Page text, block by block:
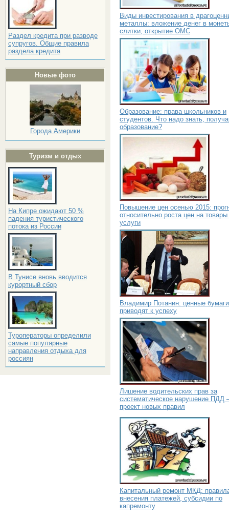
Раздел кредита при разводе
супругов. Общие правила
раздела кредита
Новые фото
Города Америки
Туризм и отдых
На Кипре ожидают 50 %
падения туристического
потока из России
В Тунисе вновь вводится
курортный сбор
Туроператоры определили
самые популярные
направления отдыха для
россиян
Виды инвестирования в
металлы: вложение денег в
слитки, открытие ОМС
Образование: права школьников и
студентов. Что надо знать,
образование?
Повышение цен осенью 2015:
относительно роста цен на товары
услуги
Владимир Потанин: ценные бумаги
приводят к успеху
Лишение водительских прав за
систематическое нарушение ПДД
проект новых правил
Капитальный ремонт МКД:
внесения платежей, субсидии по
капремонту